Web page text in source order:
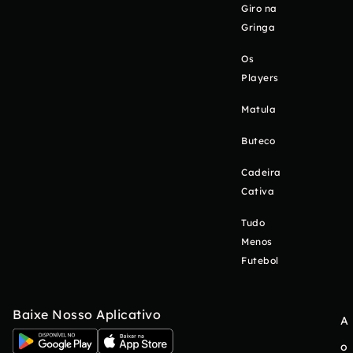
Giro na
Gringa
Os
Players
Matula
Buteco
Cadeira
Cativa
Tudo
Menos
Futebol
Baixe Nosso Aplicativo
A
o